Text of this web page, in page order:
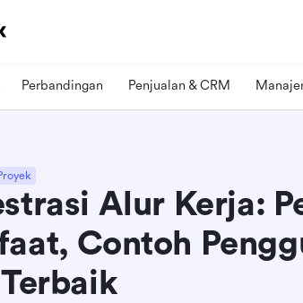
Perbandingan Penjualan & CRM
Alur Kerja:
Contoh